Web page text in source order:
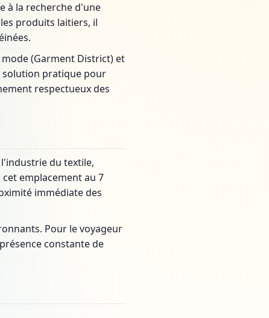
à la recherche d'une
produits laitiers, il
(Garment District) et
solution pratique pour
respectueux des
du textile,
emplacement au 7
immédiate des
Pour le voyageur
constante de